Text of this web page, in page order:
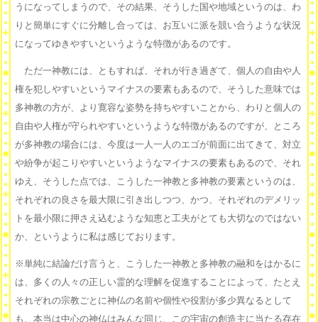
うになってしまうので、その結果、そうした国や地域というのは、わ
りと簡単にすぐに分離し合っては、お互いに派を競い合うような状況
になってゆきやすいというような特徴があるのです。
ただ一神教には、ともすれば、それが行き過ぎて、個人の自由や人
権を犯しやすいというマイナスの要素もあるので、そうした意味では
多神教の方が、より寛容な姿勢を持ちやすいことから、わりと個人の
自由や人権が守られやすいというような特徴があるのですが、ところ
が多神教の場合には、今度は一人一人のエゴが前面に出てきて、対立
や紛争が起こりやすいというようなマイナスの要素もあるので、それ
ゆえ、そうした点では、こうした一神教と多神教の要素というのは、
それぞれの良さを最大限に引き出しつつ、かつ、それぞれのデメリッ
トを最小限に押さえ込むような知恵と工夫がとても大切なのではない
か、というように私は感じております。
※単純に結論だけ言うと、こうした一神教と多神教の融和をはかるに
は、多くの人々の正しい霊的な理解を促進することによって、たとえ
それぞれの宗教ごとに神仏の名前や個性や役割が多少異なるとして
も、本当は中心の神仏はみんな同じ、この宇宙の創造主に当たる存在